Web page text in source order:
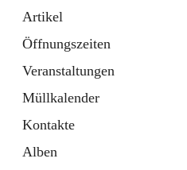
Artikel
Öffnungszeiten
Veranstaltungen
Müllkalender
Kontakte
Alben
Tab
Bundeskanzleramt Österreich
Externe Webseite
öffnet
in
neuem
Tab